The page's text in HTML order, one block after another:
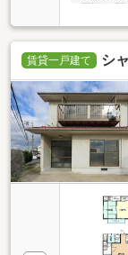
広々と
4LDK。
するこ
現代の
ます。
賃貸一戸建て シ